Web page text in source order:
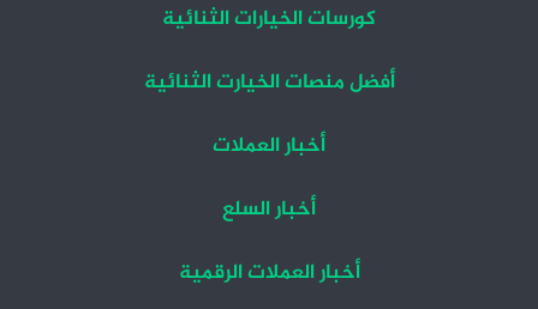
كورسات الخيارات الثنائية
أفضل منصات الخيارت الثنائية
أخبار العملات
أخبار السلع
أخبار العملات الرقمية